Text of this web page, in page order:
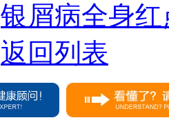
银屑病全身
返回列表